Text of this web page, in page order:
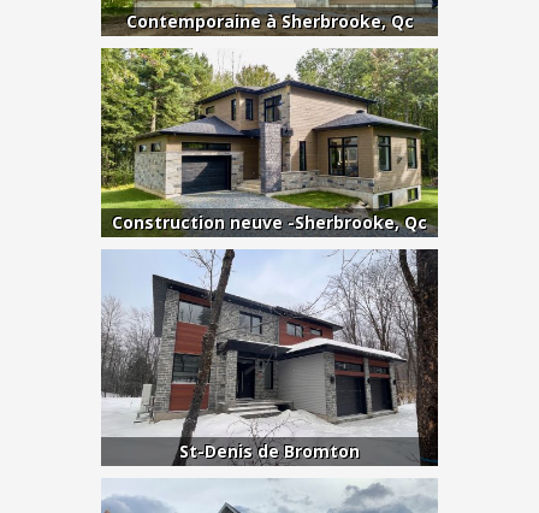
Contemporaine à Sherbrooke, Qc
Construction neuve -Sherbrooke, Qc
St-Denis de Bromton